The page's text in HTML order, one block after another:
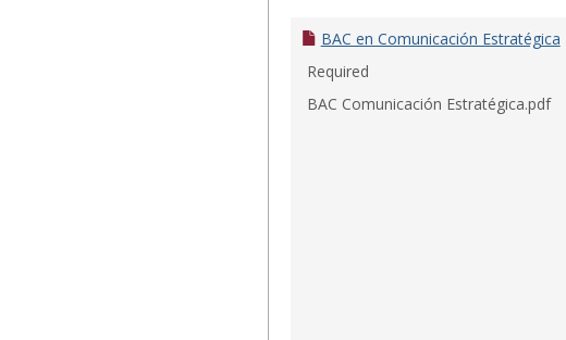
BAC en Comunicación Estratégica
Required
BAC Comunicación Estratégica.pdf